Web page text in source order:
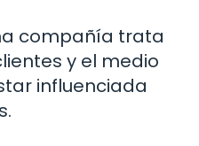
compañía trata
y el medio
influenciada